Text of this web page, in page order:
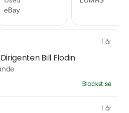
1 år
Bill Flodin
Blocket.se
1 år